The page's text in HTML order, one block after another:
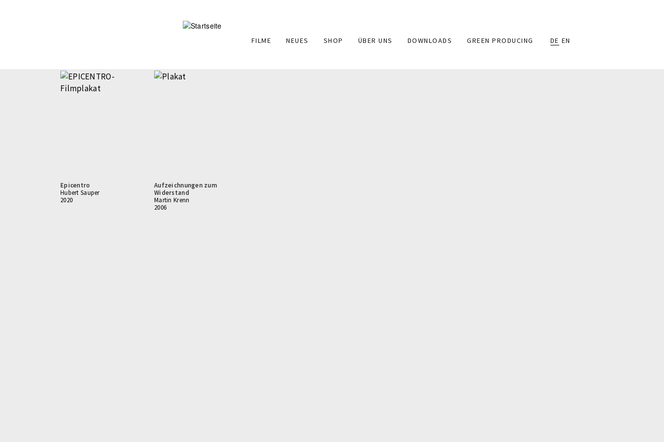
Main
FILME NEUES SHOP ÜBER UNS DOWNLOADS GREEN PRODUCING DE EN
Epicentro
Hubert Sauper
2020
Aufzeichnungen zum
Widerstand
Martin Krenn
2006